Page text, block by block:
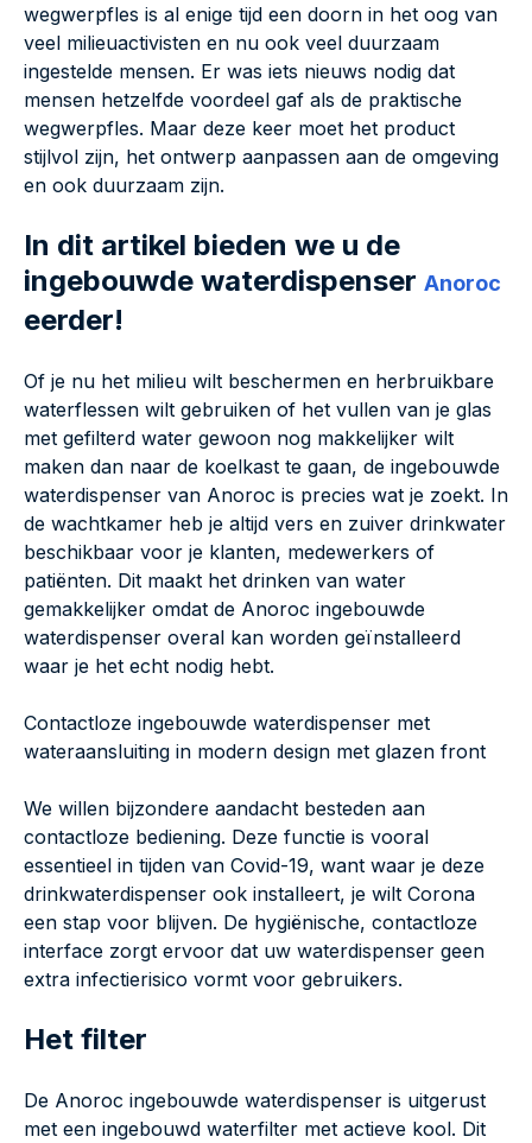
wegwerpfles is al enige tijd een doorn in het oog van
veel milieuactivisten en nu ook veel duurzaam
ingestelde mensen. Er was iets nieuws nodig dat
mensen hetzelfde voordeel gaf als de praktische
wegwerpfles. Maar deze keer moet het product
stijlvol zijn, het ontwerp aanpassen aan de omgeving
en ook duurzaam zijn.
In dit artikel bieden we u de
ingebouwde waterdispenser Anoroc
eerder!
Of je nu het milieu wilt beschermen en herbruikbare
waterflessen wilt gebruiken of het vullen van je glas
met gefilterd water gewoon nog makkelijker wilt
maken dan naar de koelkast te gaan, de ingebouwde
waterdispenser van Anoroc is precies wat je zoekt. In
de wachtkamer heb je altijd vers en zuiver drinkwater
beschikbaar voor je klanten, medewerkers of
patiënten. Dit maakt het drinken van water
gemakkelijker omdat de Anoroc ingebouwde
waterdispenser overal kan worden geïnstalleerd
waar je het echt nodig hebt.
Contactloze ingebouwde waterdispenser met
wateraansluiting in modern design met glazen front
We willen bijzondere aandacht besteden aan
contactloze bediening. Deze functie is vooral
essentieel in tijden van Covid-19, want waar je deze
drinkwaterdispenser ook installeert, je wilt Corona
een stap voor blijven. De hygiënische, contactloze
interface zorgt ervoor dat uw waterdispenser geen
extra infectierisico vormt voor gebruikers.
Het filter
De Anoroc ingebouwde waterdispenser is uitgerust
met een ingebouwd waterfilter met actieve kool. Dit